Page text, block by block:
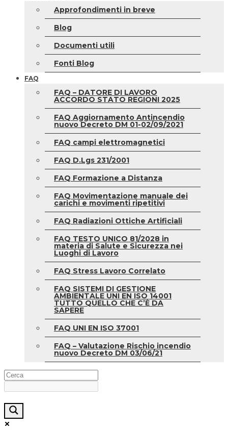
Approfondimenti in breve
Blog
Documenti utili
Fonti Blog
FAQ
FAQ – DATORE DI LAVORO
ACCORDO STATO REGIONI 2025
FAQ Aggiornamento Antincendio
nuovo Decreto DM 01-02/09/2021
FAQ campi elettromagnetici
FAQ D.Lgs 231/2001
FAQ Formazione a Distanza
FAQ Movimentazione manuale dei
carichi e movimenti ripetitivi
FAQ Radiazioni Ottiche Artificiali
FAQ TESTO UNICO 81/2028 in
materia di Salute e Sicurezza nei
Luoghi di Lavoro
FAQ Stress Lavoro Correlato
FAQ SISTEMI DI GESTIONE
AMBIENTALE UNI EN ISO 14001
TUTTO QUELLO CHE C’È DA
SAPERE
FAQ UNI EN ISO 37001
FAQ – Valutazione Rischio incendio
nuovo Decreto DM 03/06/21